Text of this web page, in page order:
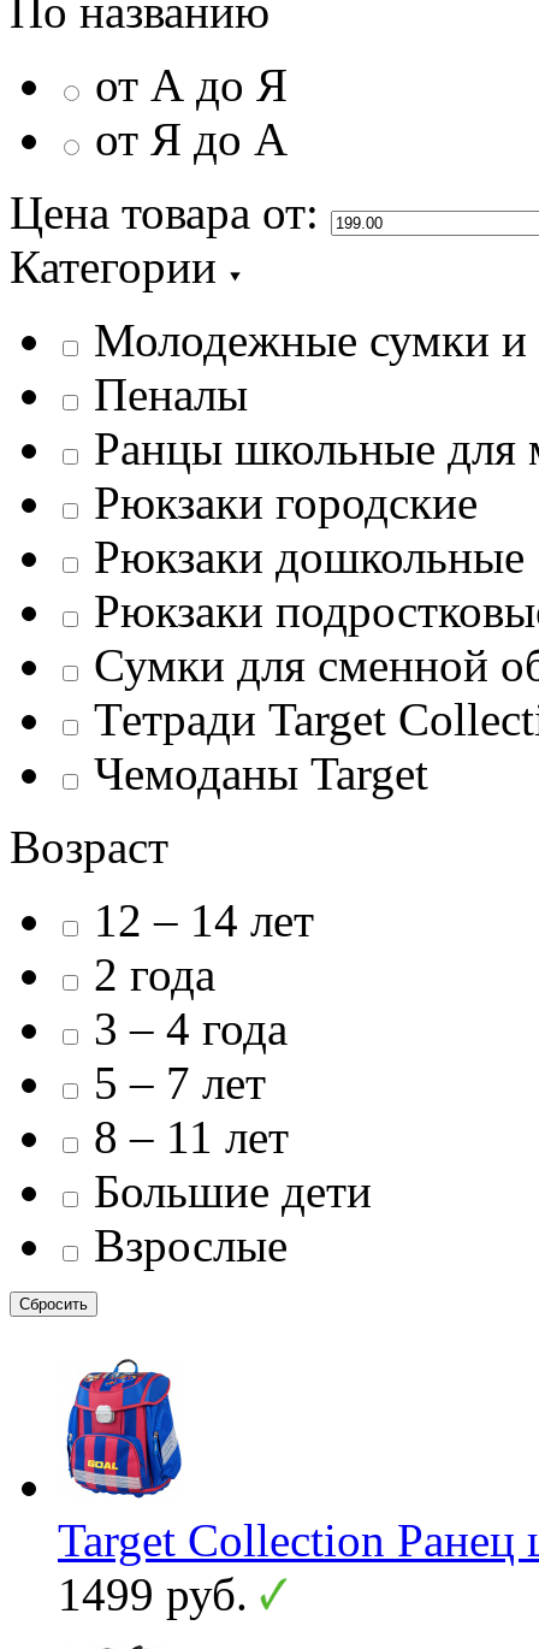
По названию
от А до Я
от Я до А
Цена товара от:
Категории
Молодежные сумки и
Пеналы
Ранцы школьные для
Рюкзаки городские
Рюкзаки дошкольные
Рюкзаки
Сумки для сменной
Тетради Target
Чемоданы Target
Возраст
12 – 14 лет
2 года
3 – 4 года
5 – 7 лет
8 – 11 лет
Большие дети
Взрослые
Target Collection Ранец
1499 руб.